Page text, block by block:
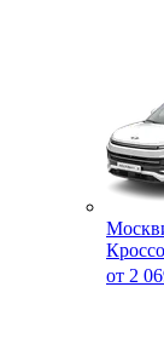
от 2